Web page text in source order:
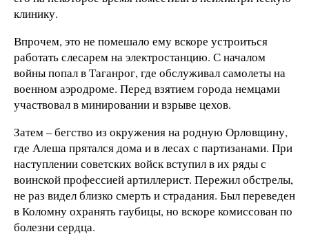
клинику.
Впрочем, это не помешало ему вскоре устроиться
работать слесарем на электростанцию. С началом
войны попал в Таганрог, где обслуживал самолеты на
военном аэродроме. Перед взятием города немцами
участвовал в минировании и взрыве цехов.
Затем – бегство из окружения на родную Орловщину,
где Алеша прятался дома и в лесах с партизанами. При
наступлении советских войск вступил в их ряды с
воинской профессией артиллерист. Пережил обстрелы,
не раз видел близко смерть и страдания. Был переведен
в Коломну охранять гаубицы, но вскоре комиссован по
болезни сердца.